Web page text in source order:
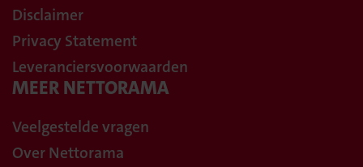
Disclaimer
Privacy Statement
Leveranciersvoorwaarden
MEER NETTORAMA
Veelgestelde vragen
Over Nettorama